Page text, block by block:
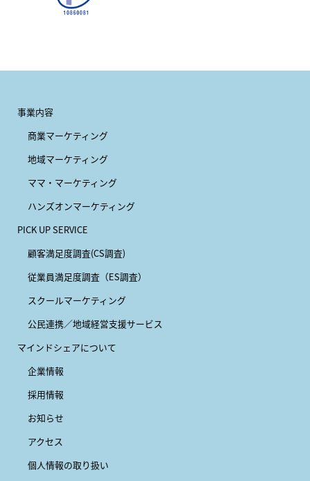
事業内容
商業マーケティング
地域マーケティング
ママ・マーケティング
ハンズオンマーケティング
PICK UP SERVICE
顧客満足度調査(CS調査)
従業員満足度調査（ES調査）
スクールマーケティング
公民連携／地域経営支援サービス
マインドシェアについて
企業情報
採用情報
お知らせ
アクセス
個人情報の取り扱い